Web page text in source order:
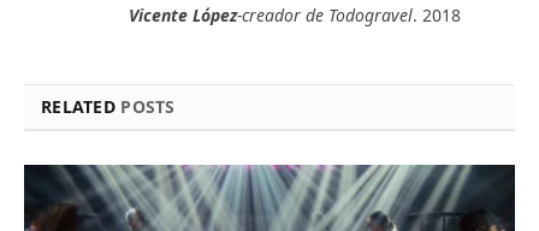
Vicente López-creador de Todogravel. 2018
RELATED POSTS